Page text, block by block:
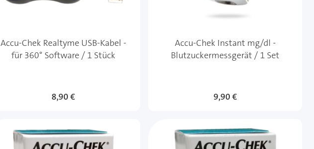
Accu-Chek Realtyme USB-Kabel -
für 360° Software / 1 Stück
8,90 €
Accu-Chek Instant mg/dl -
Blutzuckermessgerät / 1 Set
9,90 €